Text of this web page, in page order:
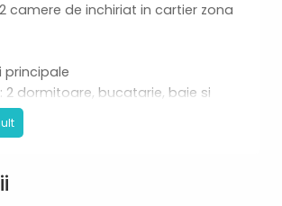
camere de inchiriat in cartier zona
principale
dormitoare, bucatarie, baie si
proprie